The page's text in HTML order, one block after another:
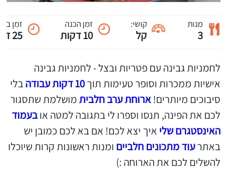
מנות
3
קושי:
קל
זמן הכנה
10 דקות
זמן
25 דקות
לחמניות גבינה עם פטריות ובצל - לחמניות גבינה
אישיות ממכרות וסופר טעימות תוך10 דקות עבודה
בלי
סיבוכים מיותרים! ארוחת ערב חלביתמושלמת שתסגור
לכם את הפינה, תנסו וספרו לי בתגובה למטה אובעמוד
האינסטגרם שלי איך יצא לכם! אם בא לכם כמובן יש
באתרעוד מתכונים חלביים ומנות ראשונות קרות שיוכלו
להשלים לכם את הארוחה :)